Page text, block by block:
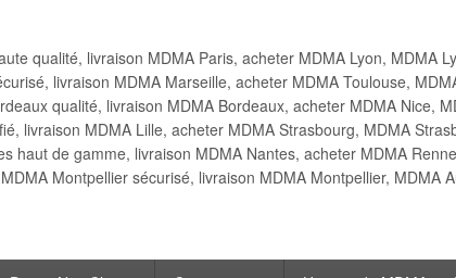
qualité, livraison MDMA Paris, acheter MDMA Lyon, MDMA
livraison MDMA Marseille, acheter MDMA Toulouse,
qualité, livraison MDMA Bordeaux, acheter MDMA Nice,
livraison MDMA Lille, acheter MDMA Strasbourg, MDMA
haut de gamme, livraison MDMA Nantes, acheter MDMA
Montpellier sécurisé, livraison MDMA Montpellier, MDMA